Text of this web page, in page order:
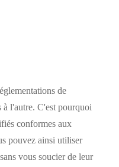
de
à l'autre. C'est pourquoi
conformes aux
pouvez ainsi utiliser
vous soucier de leur